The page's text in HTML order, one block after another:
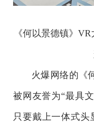
《何以景德镇》
火爆网络的《
被网友誉为“最具
只要戴上一体式头